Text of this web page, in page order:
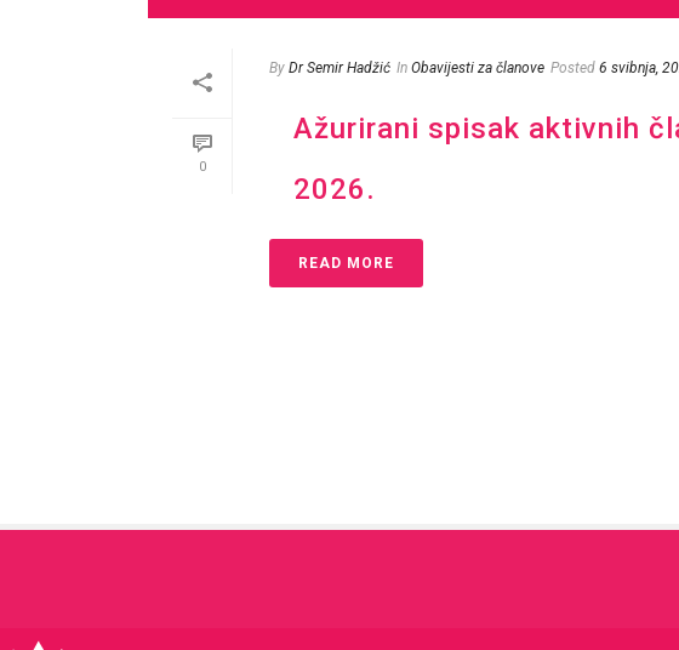
0
By Dr Semir Hadžić In Obavijesti za članove Posted 6 svibnja,
Ažurirani spisak aktivnih
2026.
READ MORE